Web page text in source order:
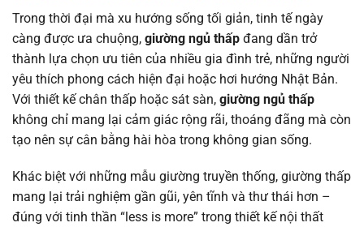
Trong thời đại mà xu hướng sống tối giản, tinh tế ngày
càng được ưa chuộng, giường ngủ thấp đang dần trở
thành lựa chọn ưu tiên của nhiều gia đình trẻ, những người
yêu thích phong cách hiện đại hoặc hơi hướng Nhật Bản.
Với thiết kế chân thấp hoặc sát sàn, giường ngủ thấp
không chỉ mang lại cảm giác rộng rãi, thoáng đãng mà còn
tạo nên sự cân bằng hài hòa trong không gian sống.
Khác biệt với những mẫu giường truyền thống, giường thấp
mang lại trải nghiệm gần gũi, yên tĩnh và thư thái hơn –
đúng với tinh thần “less is more” trong thiết kế nội thất